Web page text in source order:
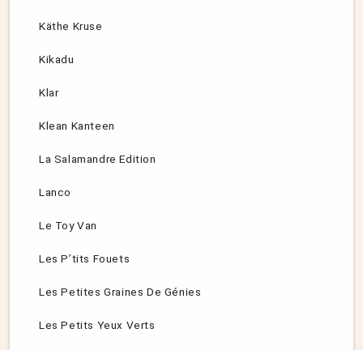
Käthe Kruse
Kikadu
Klar
Klean Kanteen
La Salamandre Edition
Lanco
Le Toy Van
Les P’tits Fouets
Les Petites Graines De Génies
Les Petits Yeux Verts